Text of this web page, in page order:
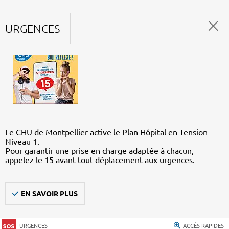
URGENCES
Le CHU de Montpellier active le Plan Hôpital en Tension –
Niveau 1.
Pour garantir une prise en charge adaptée à chacun,
appelez le 15 avant tout déplacement aux urgences.
EN SAVOIR PLUS
URGENCES ACCÈS RAPIDES